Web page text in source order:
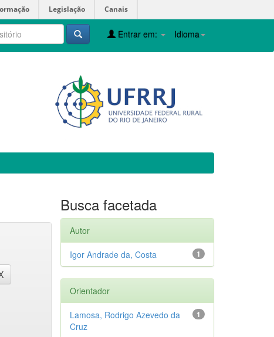
Legislação Canais
Idioma
Entrar em:
Busca facetada
Autor
1
Igor Andrade da, Costa
Orientador
1
Lamosa, Rodrigo Azevedo da
Cruz